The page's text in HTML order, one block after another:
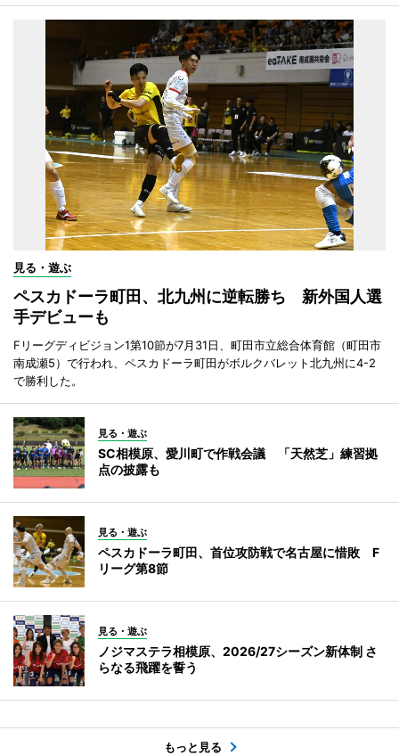
見る・遊ぶ
ペスカドーラ町田、北九州に逆転勝ち 新外国人選
手デビューも
Fリーグディビジョン1第10節が7月31日、町田市立総合体育館（町田市
南成瀬5）で行われ、ペスカドーラ町田がボルクバレット北九州に4-2
で勝利した。
見る・遊ぶ
SC相模原、愛川町で作戦会議 「天然芝」練習拠
点の披露も
見る・遊ぶ
ペスカドーラ町田、首位攻防戦で名古屋に惜敗 F
リーグ第8節
見る・遊ぶ
ノジマステラ相模原、2026/27シーズン新体制 さ
らなる飛躍を誓う
もっと見る